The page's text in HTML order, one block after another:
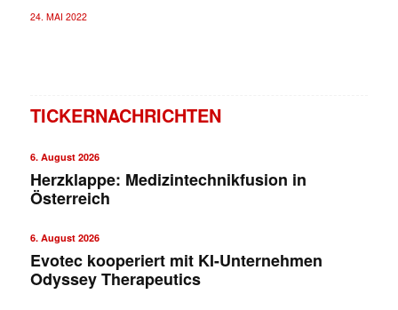
24. MAI 2022
TICKERNACHRICHTEN
6. August 2026
Herzklappe: Medizintechnikfusion in
Österreich
6. August 2026
Evotec kooperiert mit KI-Unternehmen
Odyssey Therapeutics